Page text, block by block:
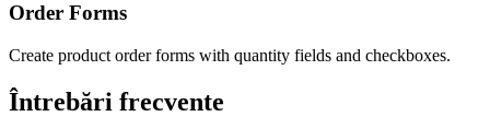
Order Forms
Create product order forms with quantity fields and checkboxes.
Întrebări frecvente